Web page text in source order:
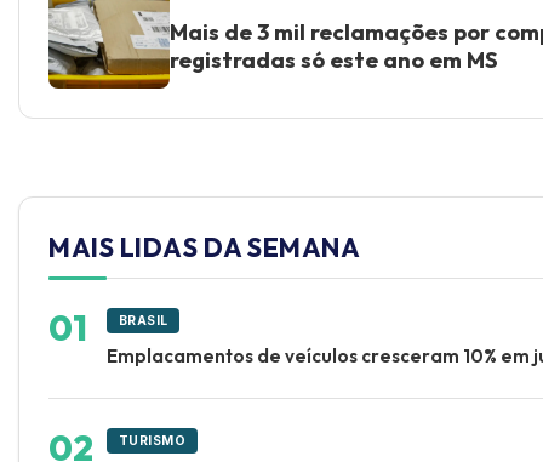
Mais de 3 mil reclamações por
registradas só este ano em MS
MAIS LIDAS DA SEMANA
BRASIL
Emplacamentos de veículos cresceram 10% em
TURISMO